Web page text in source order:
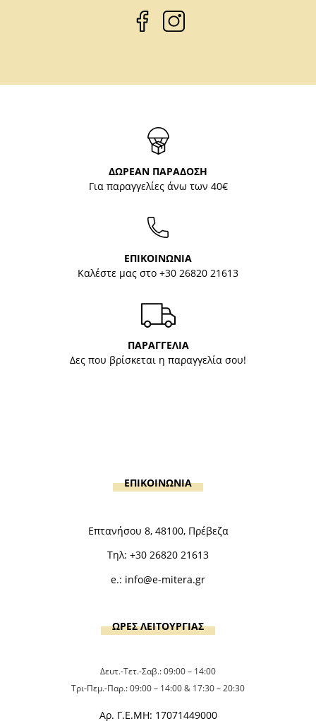
ΔΩΡΕΑΝ ΠΑΡΑΔΟΣΗ
Για παραγγελίες άνω των 40€
ΕΠΙΚΟΙΝΩΝΙΑ
Καλέστε μας στο +30 26820 21613
ΠΑΡΑΓΓΕΛΙΑ
Δες που βρίσκεται η παραγγελία σου!
ΕΠΙΚΟΙΝΩΝΙΑ
Επτανήσου 8, 48100, Πρέβεζα
Τηλ: +30 26820 21613
e.: info@e-mitera.gr
ΩΡΕΣ ΛΕΙΤΟΥΡΓΙΑΣ
Δευτ.-Τετ.-Σαβ.: 09:00 – 14:00
Τρι-Πεμ.-Παρ.: 09:00 – 14:00 & 17:30 – 20:30
Αρ. Γ.Ε.ΜΗ: 17071449000